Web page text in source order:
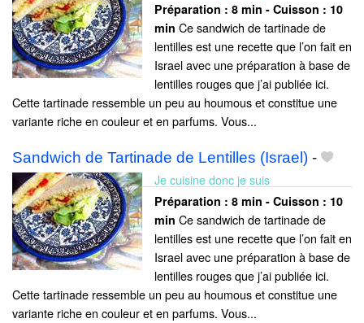
Préparation : 8 min - Cuisson : 10
min Ce sandwich de tartinade de
lentilles est une recette que l’on fait en
Israel avec une préparation à base de
lentilles rouges que j’ai publiée ici.
Cette tartinade ressemble un peu au houmous et constitue une
variante riche en couleur et en parfums. Vous...
Sandwich de Tartinade de Lentilles (Israel) -
Je cuisine donc je suis
Préparation : 8 min - Cuisson : 10
min Ce sandwich de tartinade de
lentilles est une recette que l’on fait en
Israel avec une préparation à base de
lentilles rouges que j’ai publiée ici.
Cette tartinade ressemble un peu au houmous et constitue une
variante riche en couleur et en parfums. Vous...